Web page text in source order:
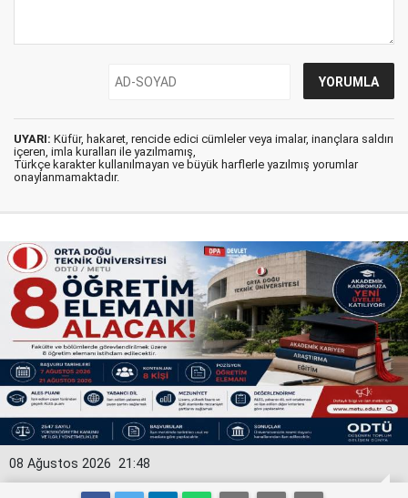
UYARI: Küfür, hakaret, rencide edici cümleler veya imalar, inançlara saldırı
içeren, imla kuralları ile yazılmamış,
Türkçe karakter kullanılmayan ve büyük harflerle yazılmış yorumlar
onaylanmamaktadır.
21:48
08 Ağustos 2026